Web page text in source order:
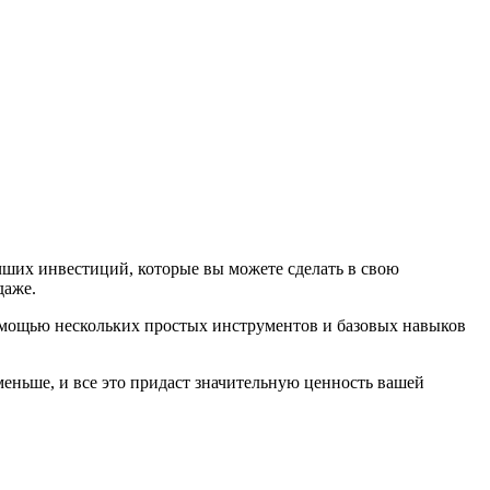
инвестиций, которые вы можете сделать в свою
нескольких простых инструментов и базовых навыков
и все это придаст значительную ценность вашей